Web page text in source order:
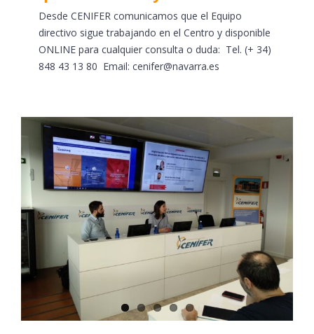
Desde CENIFER comunicamos que el Equipo
directivo sigue trabajando en el Centro y disponible
ONLINE para cualquier consulta o duda: Tel. (+ 34)
848 43 13 80 Email: cenifer@navarra.es